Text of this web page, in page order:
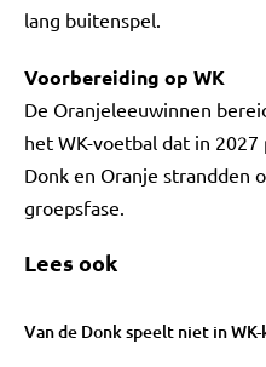
lang buitenspel.
Voorbereiding op WK
De Oranjeleeuwinnen
het WK-voetbal dat in
Donk en Oranje strandden
groepsfase.
Lees ook
Van de Donk speelt niet in